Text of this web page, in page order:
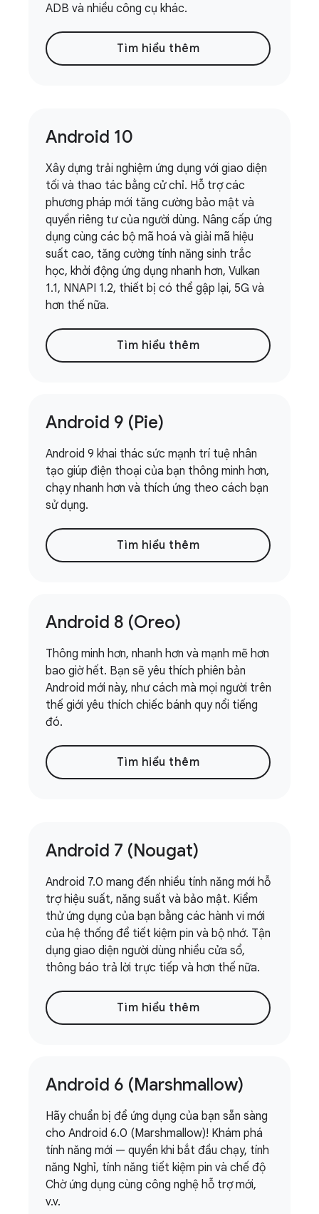
ADB và nhiều công cụ khác.
Tìm hiểu thêm
Android 10
Xây dựng trải nghiệm ứng dụng với giao diện
tối và thao tác bằng cử chỉ. Hỗ trợ các
phương pháp mới tăng cường bảo mật và
quyền riêng tư của người dùng. Nâng cấp ứng
dụng cùng các bộ mã hoá và giải mã hiệu
suất cao, tăng cường tính năng sinh trắc
học, khởi động ứng dụng nhanh hơn, Vulkan
1.1, NNAPI 1.2, thiết bị có thể gập lại, 5G và
hơn thế nữa.
Tìm hiểu thêm
Android 9 (Pie)
Android 9 khai thác sức mạnh trí tuệ nhân
tạo giúp điện thoại của bạn thông minh hơn,
chạy nhanh hơn và thích ứng theo cách bạn
sử dụng.
Tìm hiểu thêm
Android 8 (Oreo)
Thông minh hơn, nhanh hơn và mạnh mẽ hơn
bao giờ hết. Bạn sẽ yêu thích phiên bản
Android mới này, như cách mà mọi người trên
thế giới yêu thích chiếc bánh quy nổi tiếng
đó.
Tìm hiểu thêm
Android 7 (Nougat)
Android 7.0 mang đến nhiều tính năng mới hỗ
trợ hiệu suất, năng suất và bảo mật. Kiểm
thử ứng dụng của bạn bằng các hành vi mới
của hệ thống để tiết kiệm pin và bộ nhớ. Tận
dụng giao diện người dùng nhiều cửa sổ,
thông báo trả lời trực tiếp và hơn thế nữa.
Tìm hiểu thêm
Android 6 (Marshmallow)
Hãy chuẩn bị để ứng dụng của bạn sẵn sàng
cho Android 6.0 (Marshmallow)! Khám phá
tính năng mới — quyền khi bắt đầu chạy, tính
năng Nghỉ, tính năng tiết kiệm pin và chế độ
Chờ ứng dụng cùng công nghệ hỗ trợ mới,
v.v.